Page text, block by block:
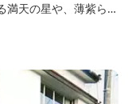
満天の星や、薄紫ら染
大釜で蒸し上げる名
海鮮鍋も。